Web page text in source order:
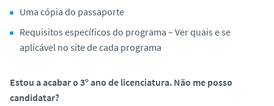
Uma cópia do passaporte
Requisitos específicos do programa – Ver quais e se
aplicável no site de cada programa
Estou a acabar o 3º ano de licenciatura. Não me posso
candidatar?